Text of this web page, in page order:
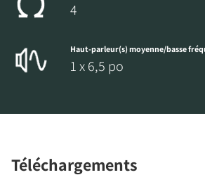
4
Haut-parleur(s) moyenne/basse
1 x 6,5 po
Téléchargements